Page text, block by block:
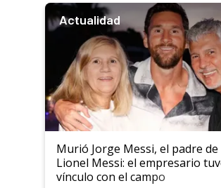
Actualidad
Murió Jorge Messi, el padre de
Lionel Messi: el empresario
vínculo con el campo